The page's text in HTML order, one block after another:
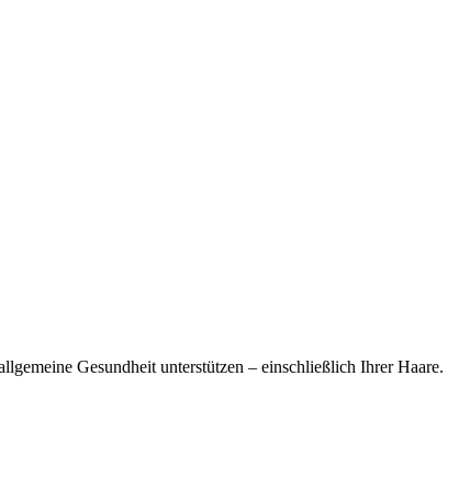
Gesundheit unterstützen – einschließlich Ihrer Haare.